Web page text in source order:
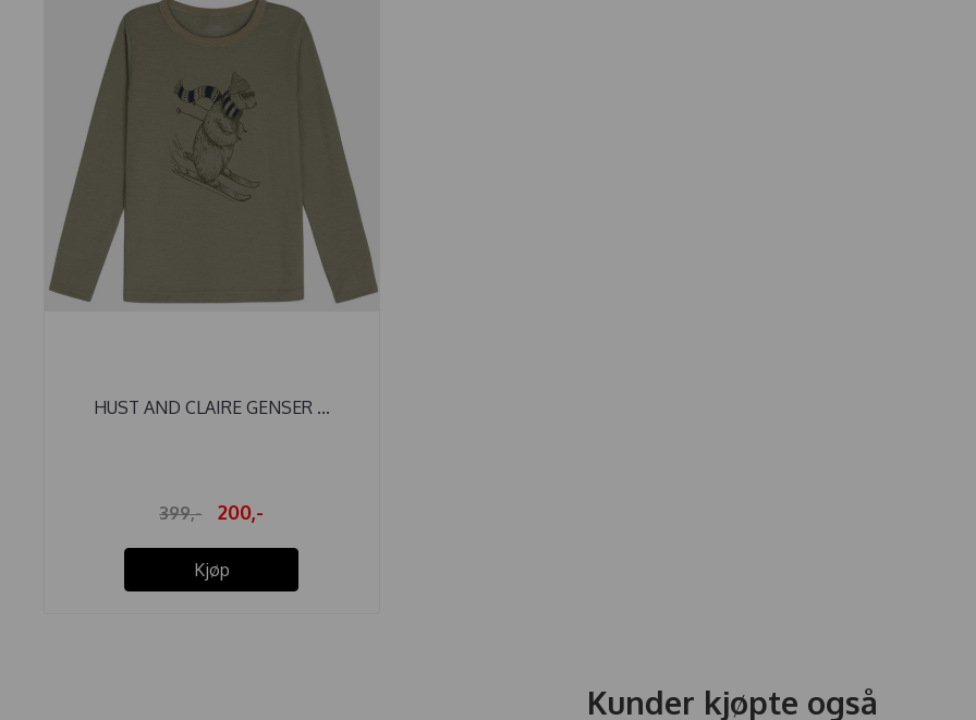
HUST AND CLAIRE GENSER ...
399,- 200,-
Kjøp
Kunder kjøpte også